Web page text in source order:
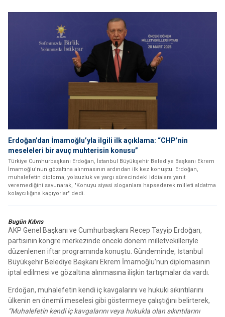
Erdoğan’dan İmamoğlu’yla ilgili ilk açıklama: “CHP’nin
meseleleri bir avuç muhterisin konusu”
Türkiye Cumhurbaşkanı Erdoğan, İstanbul Büyükşehir Belediye Başkanı Ekrem
İmamoğlu’nun gözaltına alınmasının ardından ilk kez konuştu. Erdoğan,
muhalefetin diploma, yolsuzluk ve yargı sürecindeki iddialara yanıt
veremediğini savunarak, "Konuyu siyasi sloganlara hapsederek milleti aldatma
kolaycılığına kaçıyorlar" dedi.
Bugün Kıbrıs
AKP Genel Başkanı ve Cumhurbaşkanı Recep Tayyip Erdoğan,
partisinin kongre merkezinde önceki dönem milletvekilleriyle
düzenlenen iftar programında konuştu. Gündeminde, İstanbul
Büyükşehir Belediye Başkanı Ekrem İmamoğlu’nun diplomasının
iptal edilmesi ve gözaltına alınmasına ilişkin tartışmalar da vardı.
Erdoğan, muhalefetin kendi iç kavgalarını ve hukuki sıkıntılarını
ülkenin en önemli meselesi gibi göstermeye çalıştığını belirterek,
“Muhalefetin kendi iç kavgalarını veya hukukla olan sıkıntılarını